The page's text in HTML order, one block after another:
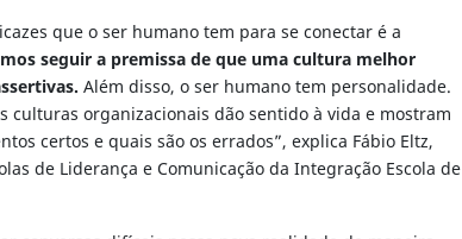
que o ser humano tem para se conectar é a
seguir a premissa de que uma cultura melhor
Além disso, o ser humano tem personalidade.
culturas organizacionais dão sentido à vida e mostram
certos e quais são os errados”, explica Fábio Eltz,
de Liderança e Comunicação da Integração Escola de